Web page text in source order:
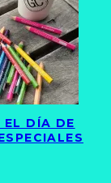
EL DÍA DE